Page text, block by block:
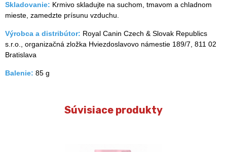
Skladovanie: Krmivo skladujte na suchom, tmavom a chladnom
mieste, zamedzte prísunu vzduchu.
Výrobca a distribútor: Royal Canin Czech & Slovak Republics
s.r.o., organizačná zložka Hviezdoslavovo námestie 189/7, 811 02
Bratislava
Balenie: 85 g
Súvisiace produkty